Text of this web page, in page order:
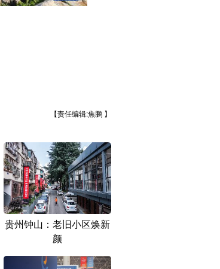
【责任编辑:焦鹏 】
贵州钟山：老旧小区焕新
颜